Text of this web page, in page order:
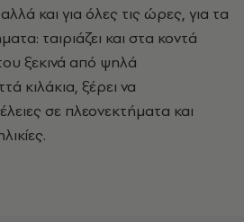
και για όλες τις ώρες, για τα
ταιριάζει και στα κοντά
ξεκινά από ψηλά
κιλάκια, ξέρει να
σε πλεονεκτήματα και